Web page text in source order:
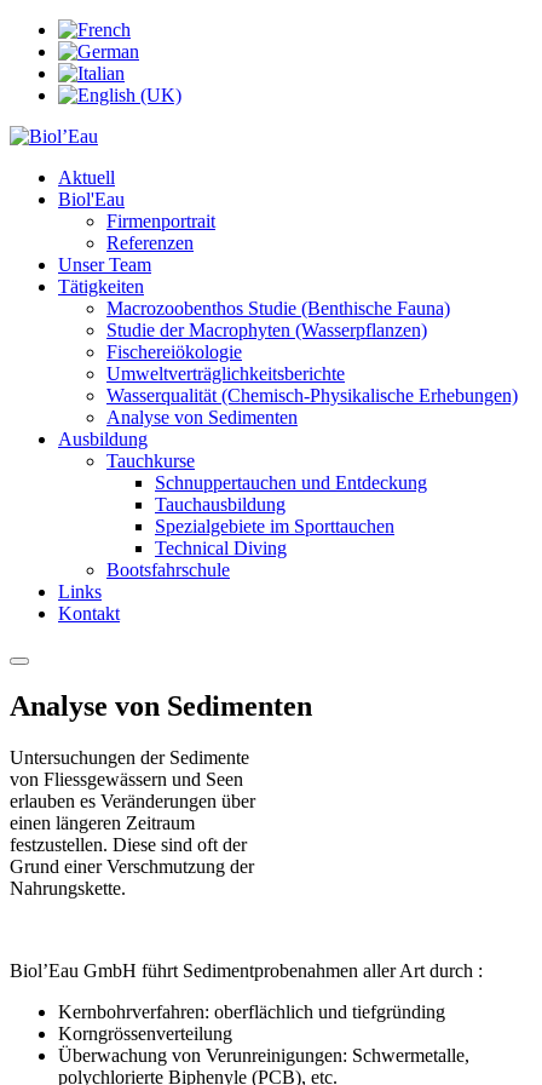
Aktuell
Biol'Eau
Firmenportrait
Referenzen
Unser Team
Tätigkeiten
Macrozoobenthos Studie (Benthische Fauna)
Studie der Macrophyten (Wasserpflanzen)
Fischereiökologie
Umweltverträglichkeitsberichte
Wasserqualität (Chemisch-Physikalische Erhebungen)
Analyse von Sedimenten
Ausbildung
Tauchkurse
Schnuppertauchen und Entdeckung
Tauchausbildung
Spezialgebiete im Sporttauchen
Technical Diving
Bootsfahrschule
Links
Kontakt
Analyse von Sedimenten
Untersuchungen der Sedimente
von Fliessgewässern und Seen
erlauben es Veränderungen über
einen längeren Zeitraum
festzustellen. Diese sind oft der
Grund einer Verschmutzung der
Nahrungskette.
Biol’Eau GmbH führt Sedimentprobenahmen aller Art durch :
Kernbohrverfahren: oberflächlich und tiefgründing
Korngrössenverteilung
Überwachung von Verunreinigungen: Schwermetalle,
polychlorierte Biphenyle (PCB), etc.